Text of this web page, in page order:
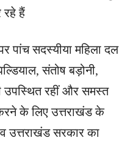
रहे हैं
पांच सदस्यीया महिला दल
संतोष बड़ोनी,
उपस्थित रहीं और समस्त
के लिए उत्तराखंड के
उत्तराखंड सरकार का